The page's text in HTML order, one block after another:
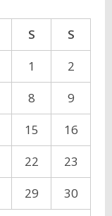
S
S
1
2
8
9
15
16
22
23
29
30